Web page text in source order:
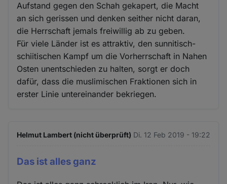
Aufstand gegen den Schah gekapert, die Macht
an sich gerissen und denken seither nicht daran,
die Herrschaft jemals freiwillig ab zu geben.
Für viele Länder ist es attraktiv, den sunnitisch-
schiitischen Kampf um die Vorherrschaft in Nahen
Osten unentschieden zu halten, sorgt er doch
dafür, dass die muslimischen Fraktionen sich in
erster Linie untereinander bekriegen.
Helmut Lambert (nicht überprüft) Di. 12 Feb 2019 - 19:22
Das ist alles ganz